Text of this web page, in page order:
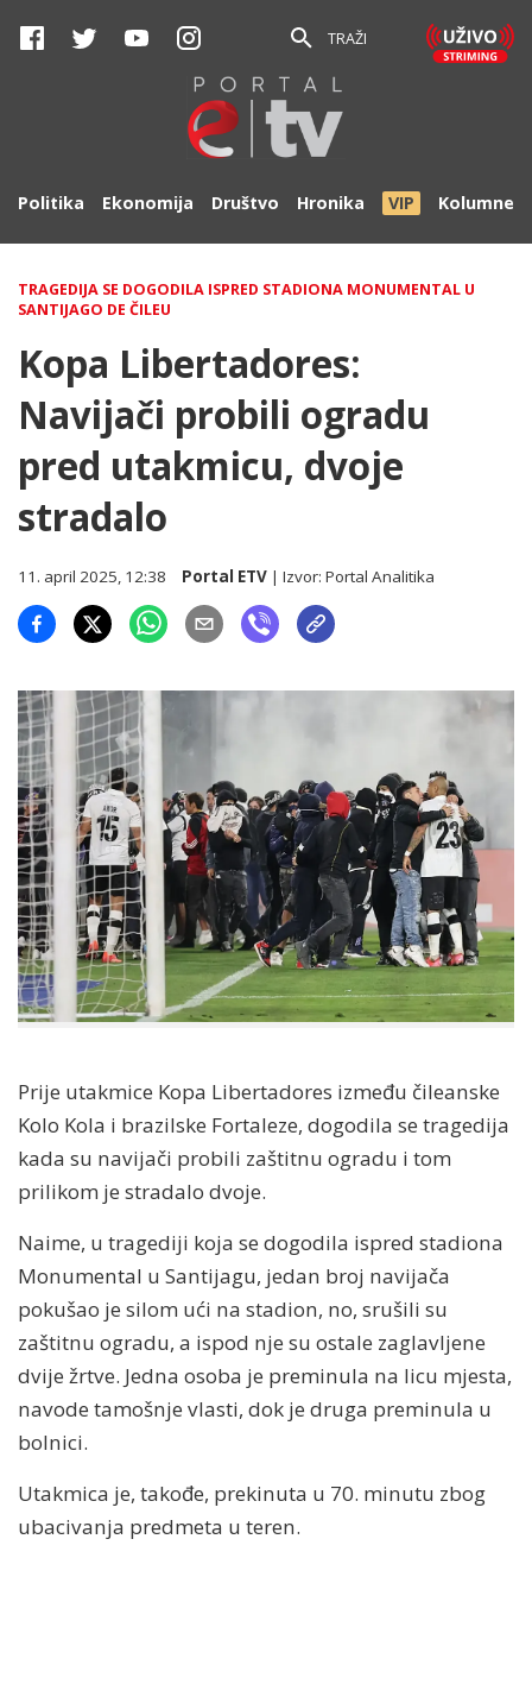
TRAŽI
Politika Ekonomija Društvo Hronika VIP Kolumne
TRAGEDIJA SE DOGODILA ISPRED STADIONA MONUMENTAL U
SANTIJAGO DE ČILEU
Kopa Libertadores:
Navijači probili ogradu
pred utakmicu, dvoje
stradalo
11. april 2025, 12:38 Portal ETV | Izvor:Portal Analitika
Prije utakmice Kopa Libertadores između čileanske
Kolo Kola i brazilske Fortaleze, dogodila se tragedija
kada su navijači probili zaštitnu ogradu i tom
prilikom je stradalo dvoje.
Naime, u tragediji koja se dogodila ispred stadiona
Monumental u Santijagu, jedan broj navijača
pokušao je silom ući na stadion, no, srušili su
zaštitnu ogradu, a ispod nje su ostale zaglavljene
dvije žrtve. Jedna osoba je preminula na licu mjesta,
navode tamošnje vlasti, dok je druga preminula u
bolnici.
Utakmica je, takođe, prekinuta u 70. minutu zbog
ubacivanja predmeta u teren.